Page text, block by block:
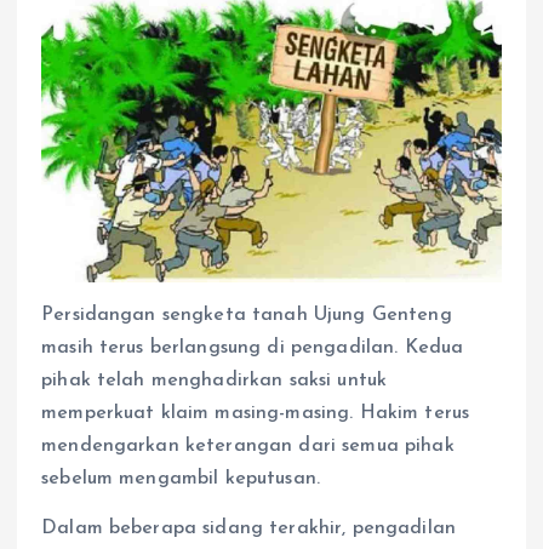
Persidangan sengketa tanah Ujung Genteng
masih terus berlangsung di pengadilan. Kedua
pihak telah menghadirkan saksi untuk
memperkuat klaim masing-masing. Hakim terus
mendengarkan keterangan dari semua pihak
sebelum mengambil keputusan.
Dalam beberapa sidang terakhir, pengadilan